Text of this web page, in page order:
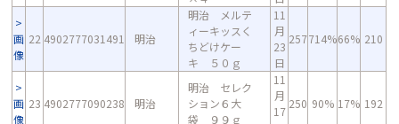
画
像
22 4902777031491 明治
明治 メルテ
ィーキッスく
ちどけケー
キ ５０ｇ
11
月
23
日
257714%66% 210
画
像
23 4902777090238 明治
明治 セレク
ション６大
袋 ９９ｇ
11
月
17
250 90% 17% 192